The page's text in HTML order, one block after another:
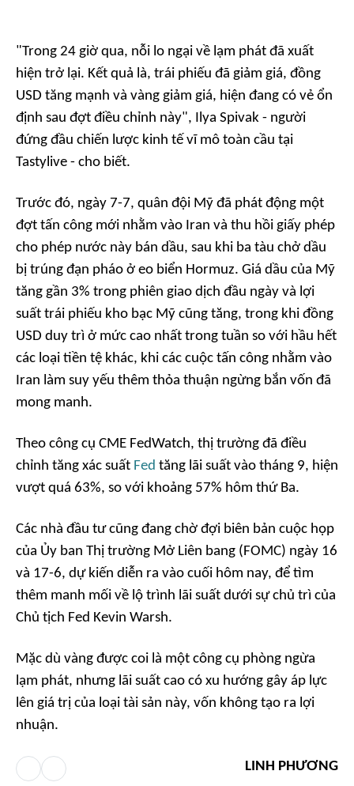
"Trong 24 giờ qua, nỗi lo ngại về lạm phát đã xuất
hiện trở lại. Kết quả là, trái phiếu đã giảm giá, đồng
USD tăng mạnh và vàng giảm giá, hiện đang có vẻ ổn
định sau đợt điều chỉnh này", Ilya Spivak - người
đứng đầu chiến lược kinh tế vĩ mô toàn cầu tại
Tastylive - cho biết.
Trước đó, ngày 7-7, quân đội Mỹ đã phát động một
đợt tấn công mới nhằm vào Iran và thu hồi giấy phép
cho phép nước này bán dầu, sau khi ba tàu chở dầu
bị trúng đạn pháo ở eo biển Hormuz. Giá dầu của Mỹ
tăng gần 3% trong phiên giao dịch đầu ngày và lợi
suất trái phiếu kho bạc Mỹ cũng tăng, trong khi đồng
USD duy trì ở mức cao nhất trong tuần so với hầu hết
các loại tiền tệ khác, khi các cuộc tấn công nhằm vào
Iran làm suy yếu thêm thỏa thuận ngừng bắn vốn đã
mong manh.
Theo công cụ CME FedWatch, thị trường đã điều
chỉnh tăng xác suất Fed tăng lãi suất vào tháng 9, hiện
vượt quá 63%, so với khoảng 57% hôm thứ Ba.
Các nhà đầu tư cũng đang chờ đợi biên bản cuộc họp
của Ủy ban Thị trường Mở Liên bang (FOMC) ngày 16
và 17-6, dự kiến diễn ra vào cuối hôm nay, để tìm
thêm manh mối về lộ trình lãi suất dưới sự chủ trì của
Chủ tịch Fed Kevin Warsh.
Mặc dù vàng được coi là một công cụ phòng ngừa
lạm phát, nhưng lãi suất cao có xu hướng gây áp lực
lên giá trị của loại tài sản này, vốn không tạo ra lợi
nhuận.
LINH PHƯƠNG